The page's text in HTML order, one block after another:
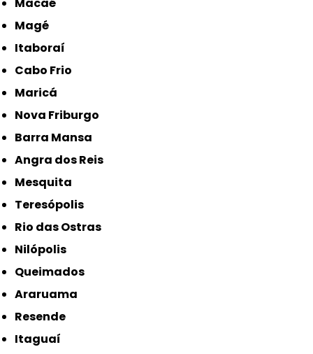
Magé
Itaboraí
Cabo Frio
Maricá
Nova Friburgo
Barra Mansa
Angra dos Reis
Mesquita
Teresópolis
Rio das Ostras
Nilópolis
Queimados
Araruama
Resende
Itaguaí